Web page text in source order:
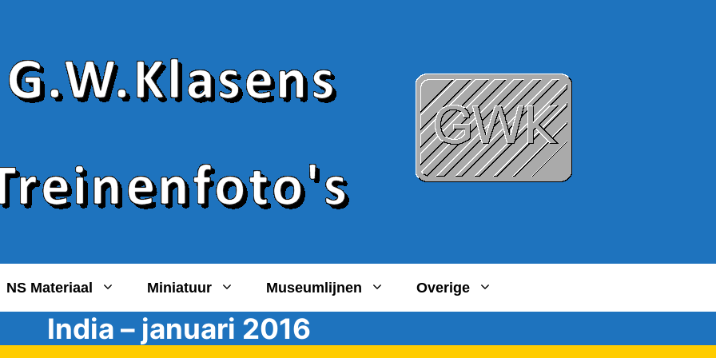
NS Materiaal Miniatuur Museumlijnen Overige
India – januari 2016